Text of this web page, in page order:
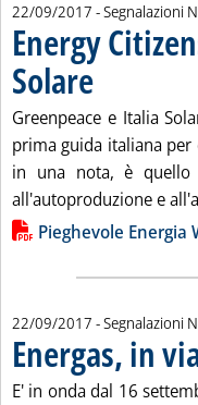
22/09/2017 - Segnalazioni
Energy
Solare. Pubblicata venerdì
Greenpeace e Italia
prima guida italiana per
in una nota, è quello
all'autoproduzione e
Lista allegati PDF
Pieghevole Energia
22/09/2017 - Segnalazioni
Energas, in
. Pubblicata venerdì 22 settembre
E' in onda dal 16